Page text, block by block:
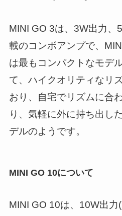
MINI GO 3は、3W出力、
載のコンボアンプで、
は最もコンパクトなモデ
て、ハイクオリティなリ
おり、自宅でリズムに合
り、気軽に外に持ち出し
デルのようです。
MINI GO 10について
MINI GO 10は、10W出力